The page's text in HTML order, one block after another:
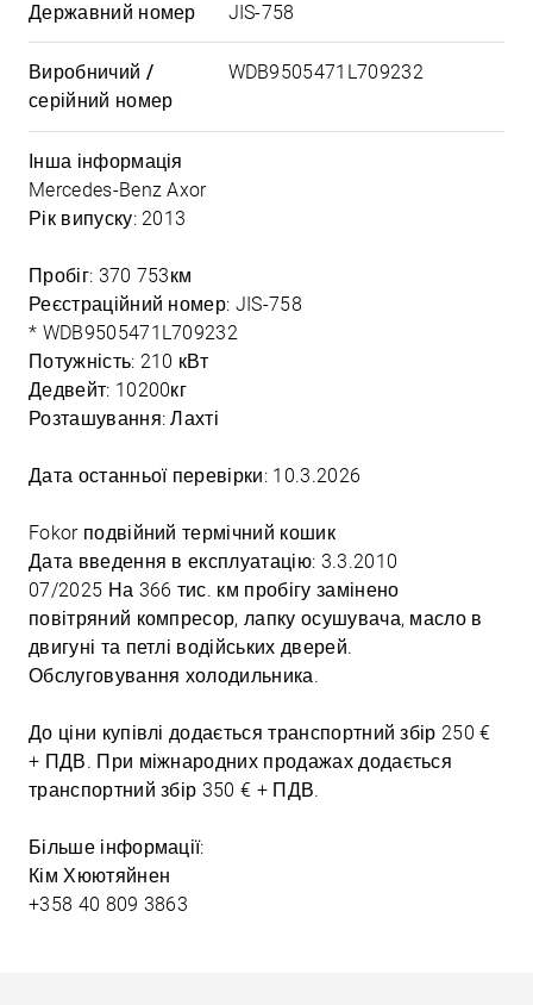
Державний номер JIS-758
Виробничий /
серійний номер
WDB9505471L709232
Інша інформація
Mercedes-Benz Axor
Рік випуску: 2013
Пробіг: 370 753км
Реєстраційний номер: JIS-758
* WDB9505471L709232
Потужність: 210 кВт
Дедвейт: 10200кг
Розташування: Лахті
Дата останньої перевірки: 10.3.2026
Fokor подвійний термічний кошик
Дата введення в експлуатацію: 3.3.2010
07/2025 На 366 тис. км пробігу замінено
повітряний компресор, лапку осушувача, масло в
двигуні та петлі водійських дверей.
Обслуговування холодильника.
До ціни купівлі додається транспортний збір 250 €
+ ПДВ. При міжнародних продажах додається
транспортний збір 350 € + ПДВ.
Більше інформації:
Кім Хюютяйнен
+358 40 809 3863